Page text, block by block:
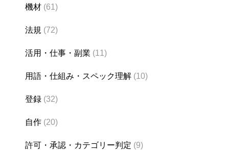
機材 (61)
法規 (72)
活用・仕事・副業 (11)
用語・仕組み・スペック理解 (10)
登録 (32)
自作 (20)
許可・承認・カテゴリー判定 (9)